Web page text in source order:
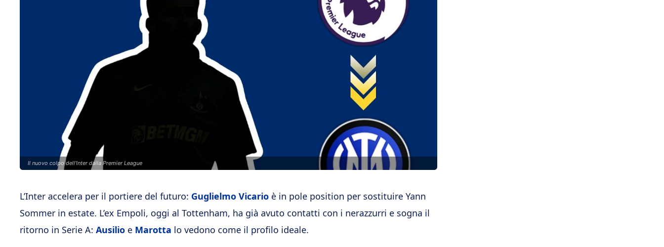
Il nuovo colpo dell'Inter dalla Premier League
L’Inter accelera per il portiere del futuro: Guglielmo Vicario è in pole position per sostituire Yann
Sommer in estate. L’ex Empoli, oggi al Tottenham, ha già avuto contatti con i nerazzurri e sogna il
ritorno in Serie A: Ausilio e Marotta lo vedono come il profilo ideale.